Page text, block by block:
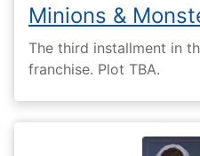
Minions &
The third installment in
franchise. Plot TBA.